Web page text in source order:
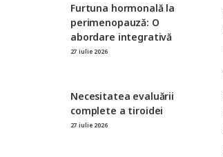
Furtuna hormonală la
perimenopauză: O
abordare integrativă
27 iulie 2026
Necesitatea evaluării
complete a tiroidei
27 iulie 2026